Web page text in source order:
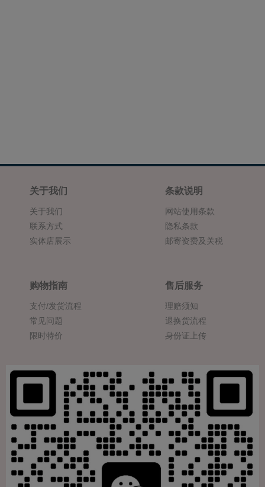
关于我们
关于我们
联系方式
实体店展示
条款说明
网站使用条款
隐私条款
邮寄资费及关税
购物指南
支付/发货流程
常见问题
限时特价
售后服务
理赔须知
退换货流程
身份证上传